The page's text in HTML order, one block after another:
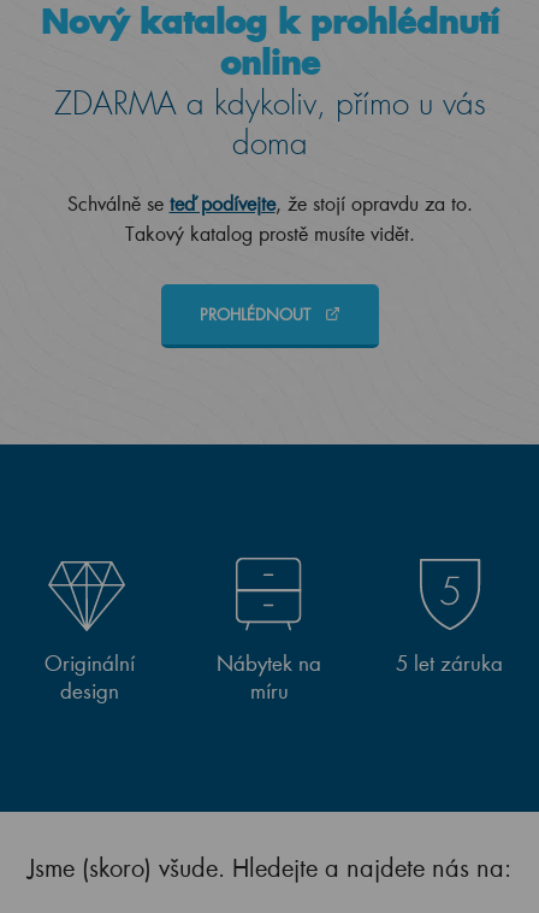
Nový katalog k prohlédnutí
online
ZDARMA a kdykoliv, přímo u vás
doma
Schválně se teď podívejte, že stojí opravdu za to.
Takový katalog prostě musíte vidět.
PROHLÉDNOUT
Originální
design
Nábytek na
míru
5 let záruka
Jsme (skoro) všude. Hledejte a najdete nás na: